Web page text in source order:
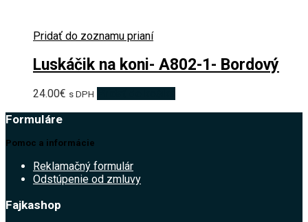
Pridať do zoznamu prianí
Luskáčik na koni- A802-1- Bordový
24.00€ s DPH
Formuláre
Pomoc a informácie
Reklamačný formulár
Odstúpenie od zmluvy
Fajkashop